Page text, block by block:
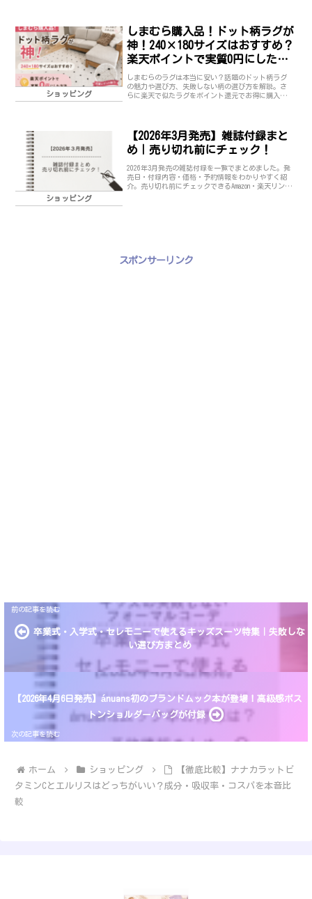
ショッピング
しまむら購入品！ドット柄ラグが
神！240×180サイズはおすすめ？
楽天ポイントで実質0円にした方
法
しまむらのラグは本当に安い？話題のドット柄ラグ
の魅力や選び方、失敗しない柄の選び方を解説。さ
らに楽天で似たラグをポイント還元でお得に購入す
ショッピング
【2026年3月発売】雑誌付録まと
め｜売り切れ前にチェック！
2026年3月発売の雑誌付録を一覧でまとめました。発
売日・付録内容・価格・予約情報をわかりやすく紹
介。売り切れ前にチェックできるAmazon・楽天リンク
スポンサーリンク
卒業式・入学式・セレモニーで使えるキッズスーツ特集｜失敗しな
い選び方まとめ
【2026年4月6日発売】ánuans初のブランドムック本が登場！高級感ボス
トンショルダーバッグが付録
ホーム ショッピング
【徹底比較】ナナカラットビ
タミンCとエルリスはどっちがいい？成分・吸収率・コスパを本音比
較